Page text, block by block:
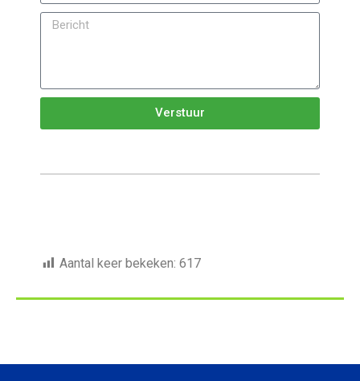
Verstuur
Aantal keer bekeken: 617